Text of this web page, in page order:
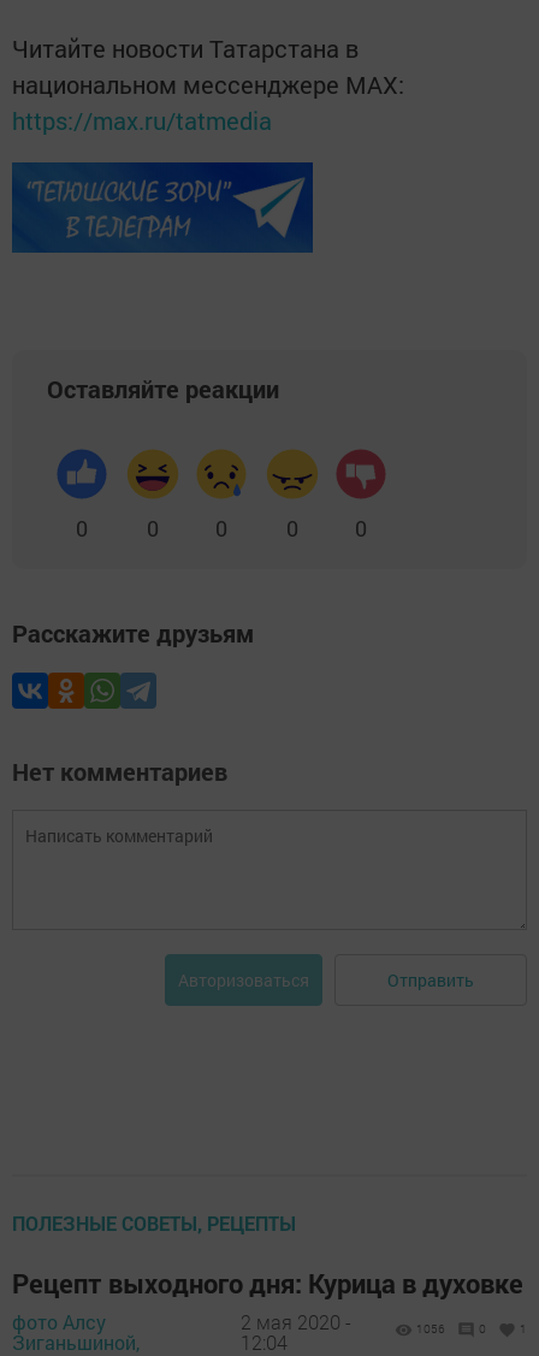
Читайте новости Татарстана в
национальном мессенджере MАХ:
https://max.ru/tatmedia
Оставляйте реакции
0 0 0 0 0
Расскажите друзьям
Нет комментариев
Авторизоваться Отправить
ПОЛЕЗНЫЕ СОВЕТЫ, РЕЦЕПТЫ
Рецепт выходного дня: Курица в духовке
фото Алсу
Зиганьшиной,
2 мая 2020 -
12:04
1056 0 1